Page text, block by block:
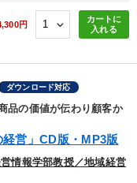
円
カートに
入れる
ダウンロード対応
品の価値が伝わり顧客か
営」CD版・MP3版
情報学部教授／地域経営